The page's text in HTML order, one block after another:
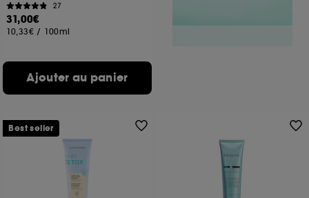
27
31,00€
10,33€ / 100ml
Ajouter au panier
Best seller